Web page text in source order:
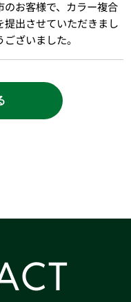
のお客様で、カラー複合
提出させていただきまし
ざいました。